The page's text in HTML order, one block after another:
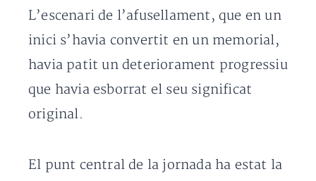
L’escenari de l’afusellament, que en un
inici s’havia convertit en un memorial,
havia patit un deteriorament progressiu
que havia esborrat el seu significat
original.
El punt central de la jornada ha estat la